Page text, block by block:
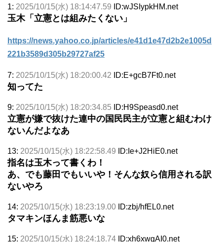
1: 2025/10/15(水) 18:14:47.59 ID:wJSIypkHM.net
玉木「立憲とは組みたくない」
https://news.yahoo.co.jp/articles/e41d1e47d2b2e1005d
221b3589d305b29727af25
7: 2025/10/15(水) 18:20:00.42 ID:E+gcB7Ft0.net
知ってた
9: 2025/10/15(水) 18:20:34.85 ID:H9Speasd0.net
立憲が嫌で抜けた連中の国民民主が立憲と組むわけ
ないんだよなあ
13: 2025/10/15(水) 18:22:58.49 ID:Ie+J2HiE0.net
指名は玉木って書くわ！
あ、でも藤田でもいいや！そんな奴ら信用される訳
ないやろ
14: 2025/10/15(水) 18:23:19.00 ID:zbj/hfEL0.net
タマキンほんま筋悪いな
15: 2025/10/15(水) 18:24:18.74 ID:xh6xwgAI0.net